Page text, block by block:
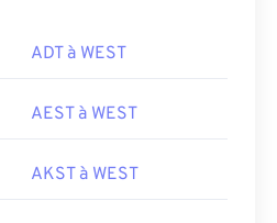
ADT à WEST
AEST à WEST
AKST à WEST